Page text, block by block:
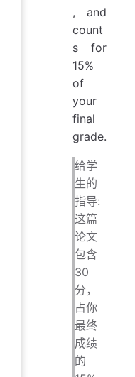
, and
count
s for
15%
of
your
final
grade.
给学
生的
指导:
这篇
论文
包含
30
分，
占你
最终
成绩
的